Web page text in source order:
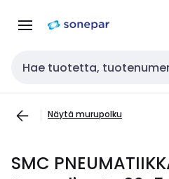
navigointiinsisältöön
Haku
Näytä murupolku
SMC